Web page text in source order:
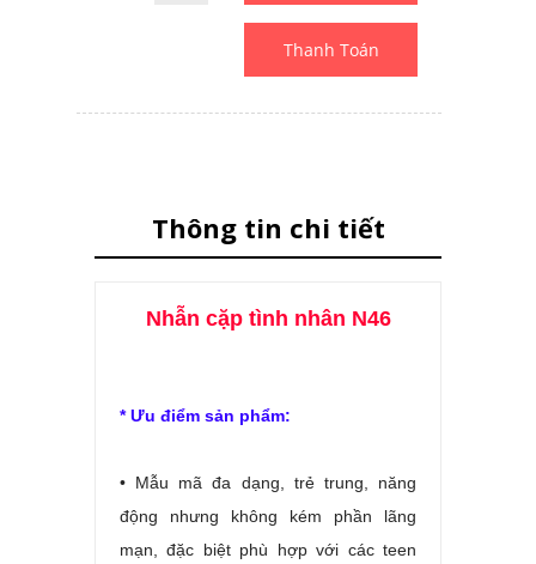
Thanh Toán
Thông tin chi tiết
Nhẫn cặp tình nhân N46
* Ưu điểm sản phẩm:
• Mẫu mã đa dạng, trẻ trung, năng
động nhưng không kém phần lãng
mạn, đặc biệt phù hợp với các teen